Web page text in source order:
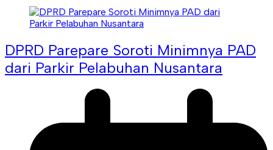
DPRD Parepare Soroti Minimnya PAD
dari Parkir Pelabuhan Nusantara